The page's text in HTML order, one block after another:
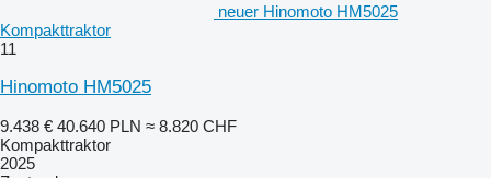
neuer Hinomoto HM5025
Kompakttraktor
11
Hinomoto HM5025
9.438 € 40.640 PLN ≈ 8.820 CHF
Kompakttraktor
2025